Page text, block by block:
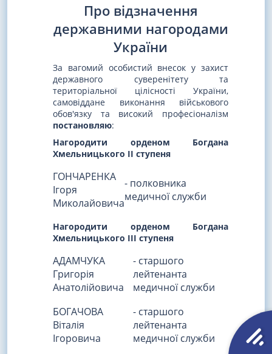
Про відзначення
державними нагородами
України
За вагомий особистий внесок у захист
державного суверенітету та
територіальної цілісності України,
самовіддане виконання військового
обов'язку та високий професіоналізм
постановляю:
Нагородити орденом Богдана
Хмельницького II ступеня
ГОНЧАРЕНКА
Ігоря
Миколайовича
- полковника
медичної служби
Нагородити орденом Богдана
Хмельницького III ступеня
АДАМЧУКА
Григорія
Анатолійовича
- старшого
лейтенанта
медичної служби
БОГАЧОВА
Віталія
Ігоровича
- старшого
лейтенанта
медичної служби